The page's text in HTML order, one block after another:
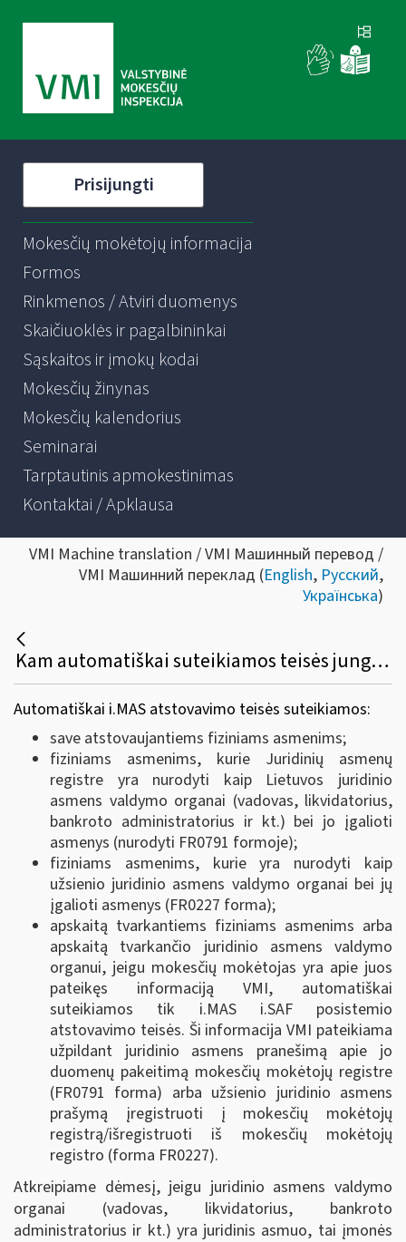
Prisijungti
Mokesčių mokėtojų informacija
Formos
Rinkmenos / Atviri duomenys
Skaičiuoklės ir pagalbininkai
Sąskaitos ir įmokų kodai
Mokesčių žinynas
Mokesčių kalendorius
Seminarai
Tarptautinis apmokestinimas
Kontaktai / Apklausa
VMI Machine translation / VMI Машинный перевод /
VMI Машинний переклад (English, Русский,
Українська)
Kam automatiškai suteikiamos teisės jungtis prie i.MAS?
Automatiškai i.MAS atstovavimo teisės suteikiamos:
save atstovaujantiems fiziniams asmenims;
fiziniams asmenims, kurie Juridinių asmenų
registre yra nurodyti kaip Lietuvos juridinio
asmens valdymo organai (vadovas, likvidatorius,
bankroto administratorius ir kt.) bei jo įgalioti
asmenys (nurodyti FR0791 formoje);
fiziniams asmenims, kurie yra nurodyti kaip
užsienio juridinio asmens valdymo organai bei jų
įgalioti asmenys (FR0227 forma);
apskaitą tvarkantiems fiziniams asmenims arba
apskaitą tvarkančio juridinio asmens valdymo
organui, jeigu mokesčių mokėtojas yra apie juos
pateikęs informaciją VMI, automatiškai
suteikiamos tik i.MAS i.SAF posistemio
atstovavimo teisės. Ši informacija VMI pateikiama
užpildant juridinio asmens pranešimą apie jo
duomenų pakeitimą mokesčių mokėtojų registre
(FR0791 forma) arba užsienio juridinio asmens
prašymą įregistruoti į mokesčių mokėtojų
registrą/išregistruoti iš mokesčių mokėtojų
registro (forma FR0227).
Atkreipiame dėmesį, jeigu juridinio asmens valdymo
organai (vadovas, likvidatorius, bankroto
administratorius ir kt.) yra juridinis asmuo, tai įmonės